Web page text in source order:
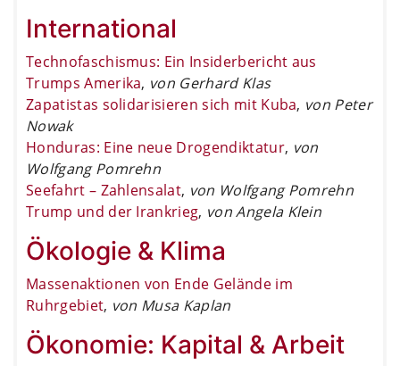
International
Technofaschismus: Ein Insiderbericht aus
Trumps Amerika, von Gerhard Klas
Zapatistas solidarisieren sich mit Kuba, von Peter
Nowak
Honduras: Eine neue Drogendiktatur, von
Wolfgang Pomrehn
Seefahrt – Zahlensalat, von Wolfgang Pomrehn
Trump und der Irankrieg, von Angela Klein
Ökologie & Klima
Massenaktionen von Ende Gelände im
Ruhrgebiet, von Musa Kaplan
Ökonomie: Kapital & Arbeit